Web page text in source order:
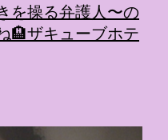
を操る弁護人〜の
🏨ザキューブホテ